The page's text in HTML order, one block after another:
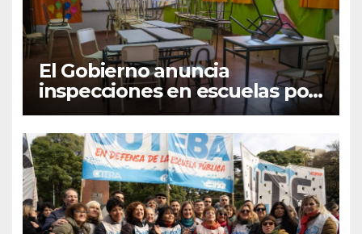
El Gobierno anuncia
inspecciones en escuelas por
el paro nacional docente